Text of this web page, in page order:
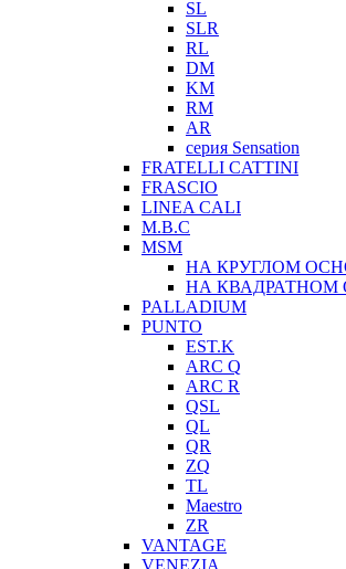
SL
SLR
RL
DM
KM
RM
AR
серия Sensation
FRATELLI CATTINI
FRASCIO
LINEA CALI
M.B.C
MSM
НА КРУГЛОМ
НА КВАДРАТНОМ
PALLADIUM
PUNTO
EST.K
ARC Q
ARC R
QSL
QL
QR
ZQ
TL
Maestro
ZR
VANTAGE
VENEZIA